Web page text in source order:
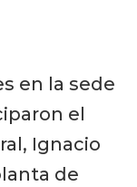
en la sede
el
Ignacio
de